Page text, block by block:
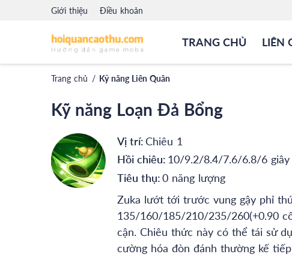
Giới thiệu Điều khoản
TRANG CHỦ LIÊN
Trang chủ / Kỹ năng Liên Quân
Kỹ năng Loạn Đả Bổng
Vị trí:Chiêu 1
Hồi chiêu: 10/9.2/8.4/7.6/6.8/6 giây
Tiêu thụ:0 năng lượng
Zuka lướt tới trước vung gậy phỉ
135/160/185/210/235/260(+0.90
cận. Chiêu thức này có thể tái sử
cường hóa đòn đánh thường kế